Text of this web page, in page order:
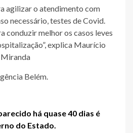
agilizar o atendimento com
necessário, testes de Covid.
conduzir melhor os casos leves
explica Maurício
Belém.
há quase 40 dias é
do Estado.